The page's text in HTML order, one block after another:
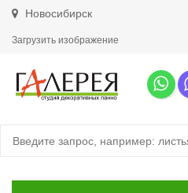
Новосибирск
Загрузить изображение